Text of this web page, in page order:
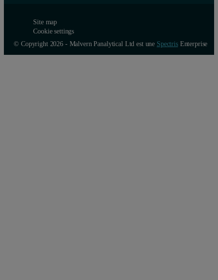
Site map
Cookie settings
© Copyright 2026 - Malvern Panalytical Ltd est une SpectrisEnterprise